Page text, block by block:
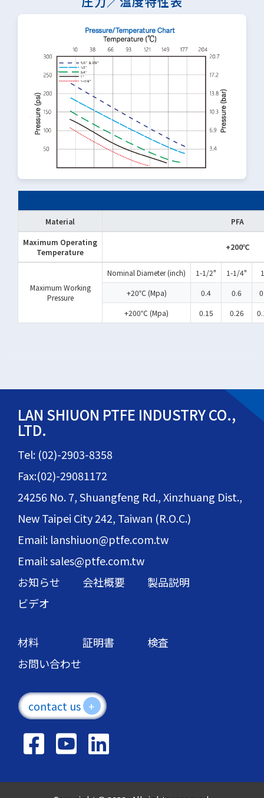
Material PFA
Maximum Operating
Temperature
+200℃
Maximum Working
Pressure
Nominal Diameter (inch) 1-1/2" 1-1/4"
+20℃ (Mpa)
0.4 0.6
+200℃ (Mpa)
0.15 0.26
LAN SHIUON PTFE INDUSTRY CO.,
LTD.
Tel: (02)-2903-8358
Fax:(02)-29081172
24256 No. 7, Shuangfeng Rd., Xinzhuang Dist.,
New Taipei City 242, Taiwan (R.O.C.)
Email: lanshiuon@ptfe.com.tw
Email: sales@ptfe.com.tw
お知らせ
会社概要
製品説明
ビデオ
材料 証明書
検査
お問い合わせ
contact us +